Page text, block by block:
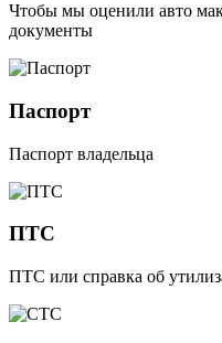
Чтобы мы оценили авто
документы
Паспорт
Паспорт владельца
ПТС
ПТС или справка об